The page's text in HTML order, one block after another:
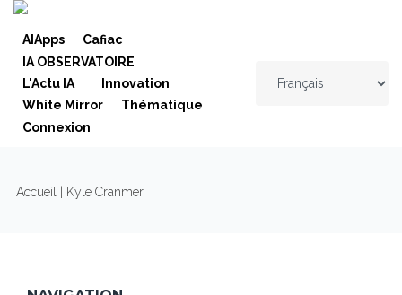
Skip to navigation
Aller au contenu principal
AIApps
Cafiac
IA OBSERVATOIRE
L'Actu IA
Innovation
White Mirror
Thématique
Connexion
VOUS ÊTES ICI
Accueil | Kyle Cranmer